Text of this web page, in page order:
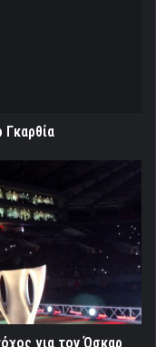
Γκαρθία
για τον Όσκαρ